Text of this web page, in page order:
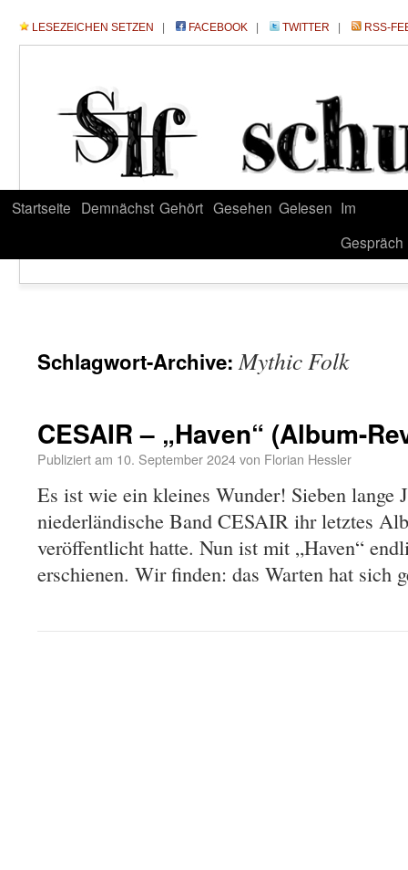
LESEZEICHEN SETZEN FACEBOOK TWITTER RSS-
Startseite Demnächst Gehört Gesehen Gelesen Im
Gespräch
Schlagwort-Archive:Mythic Folk
CESAIR – „Haven“ (Album-
Publiziert am 10. September 2024von Florian Hessler
Es ist wie ein kleines Wunder! Sieben lange
niederländische Band CESAIR ihr letztes
veröffentlicht hatte. Nun ist mit „Haven“
erschienen. Wir finden: das Warten hat sich